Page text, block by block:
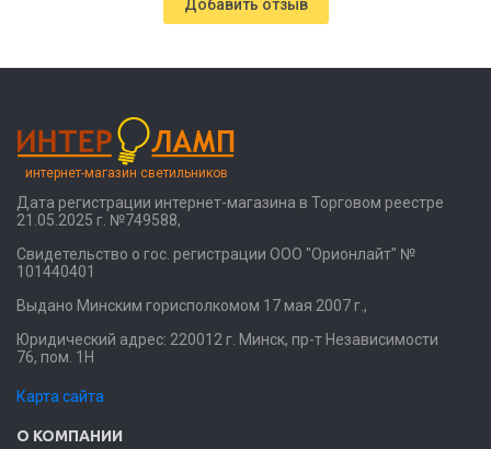
Добавить отзыв
интернет-магазин светильников
Дата регистрации интернет-магазина в Торговом реестре
21.05.2025 г. №749588,
Свидетельство о гос. регистрации ООО "Орионлайт" №
101440401
Выдано Минским горисполкомом 17 мая 2007 г.,
Юридический адрес: 220012 г. Минск, пр-т Независимости
76, пом. 1Н
Карта сайта
О КОМПАНИИ